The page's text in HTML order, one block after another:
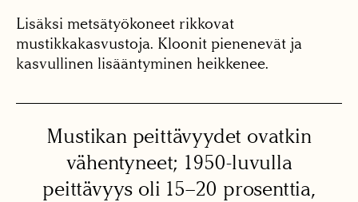
Lisäksi metsätyökoneet rikkovat
mustikkakasvustoja. Kloonit pienenevät ja
kasvullinen lisääntyminen heikkenee.
Mustikan peittävyydet ovatkin
vähentyneet; 1950-luvulla
peittävyys oli 15–20 prosenttia,